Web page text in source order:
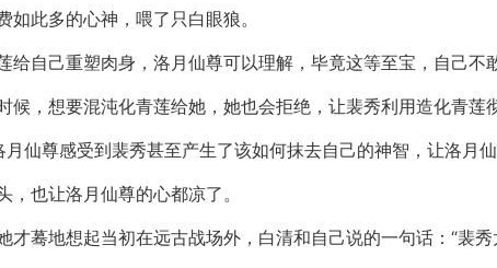
如此多的心神，喂了只白眼狼。
给自己重塑肉身，洛月仙尊可以理解，毕竟这等至宝，自己不
候，想要混沌化青莲给她，她也会拒绝，让裴秀利用造化青莲
仙尊感受到裴秀甚至产生了该如何抹去自己的神智，让洛月仙
，也让洛月仙尊的心都凉了。
才蓦地想起当初在远古战场外，白清和自己说的一句话：“裴